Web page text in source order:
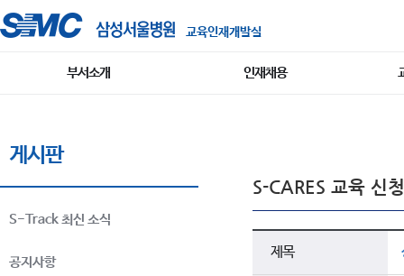
교육인재개발실
부서소개 인재채용
게시판
S-Track 최신 소식
공지사항
S-CARES 교육 신
제목